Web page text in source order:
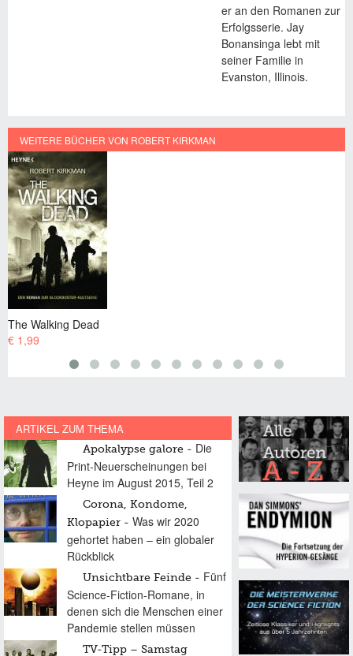
er an den Romanen zur
Erfolgsserie. Jay
Bonansinga lebt mit
seiner Familie in
Evanston, Illinois.
WEITERE BÜCHER VON ROBERT KIRKMAN
ARTIKEL ZUM THEMA
Apokalypse galore
Die
Print-Neuerscheinungen bei
Heyne im August 2015, Teil 2
Corona, Kondome,
Klopapier
Was wir 2020
gehortet haben – ein globaler
Rückblick
Unsichtbare Feinde
Fünf
Science-Fiction-Romane, in
denen sich die Menschen einer
Pandemie stellen müssen
TV-Tipp – Samstag